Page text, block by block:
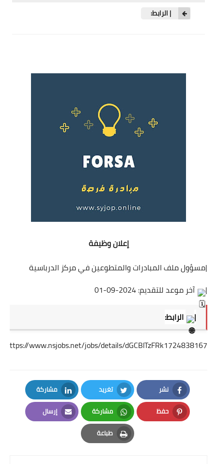
| الرابط:
إعلان وظيفة
|مسؤول ملف المبادرات والمتطوعين في مركز الدرباسية
|
آخر موعد للتقديم: 2024-09-01
|
الرابط:
https://www.nsjobs.net/jobs/details/dGCBlTzFRk1724838167
نشر
Facebook
تغريد
Twitter
مشاركة
LinkedIn
حفظ
Pinterest
مشاركة
Whatsapp
إرسال
Email
طباعة
Print